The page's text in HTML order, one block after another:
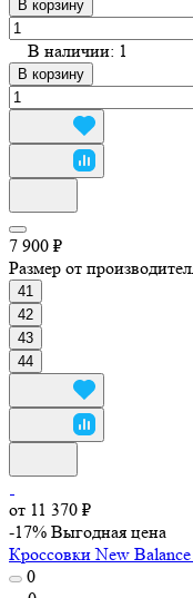
В корзину
В наличии: 1
В корзину
7 900 ₽
Размер от
41
42
43
44
от 11 370 ₽
-17% Выгодная цена
Кроссовки New
0